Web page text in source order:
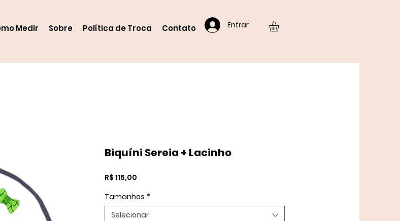
Medir Sobre Política de Troca Contato Entrar
Biquíni Sereia + Lacinho
R$ 115,00
Tamanhos *
Selecionar